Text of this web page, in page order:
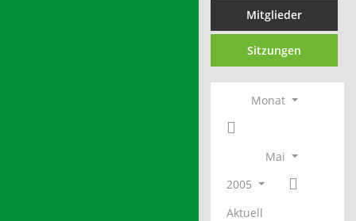
Mitglieder
Sitzungen
Monat
Mai
2005
Aktuell